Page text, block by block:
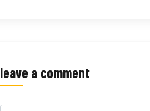
leave a comment